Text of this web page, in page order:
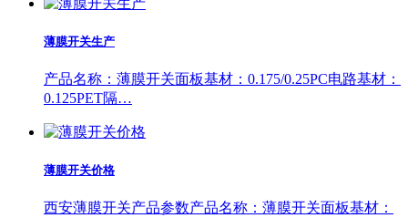
薄膜开关生产
产品名称：薄膜开关面板基材：0.175/0.25PC电路基材：
0.125PET隔…
薄膜开关价格
西安薄膜开关产品参数产品名称：薄膜开关面板基材：